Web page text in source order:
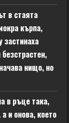
в стаята
кърпа,
застинаха
нищо, но
в ръце така,
и онова, което